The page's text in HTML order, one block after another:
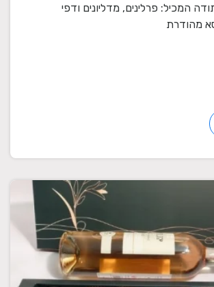
המכיל: פרלינים, מדליונים ודפי
מהודרת